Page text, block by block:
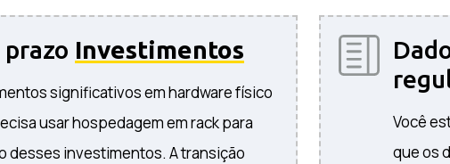
Investimentos
significativos em hardware físico
usar hospedagem em rack para
desses investimentos. A transição
Você
que os